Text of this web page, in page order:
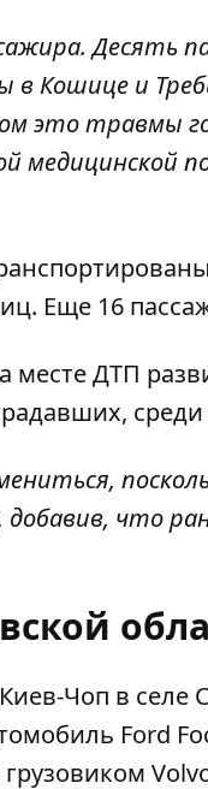
Десять
Кошице и
это травмы
медицинской
Еще 16
месте ДТП
добавив, что
Киев-Чоп в
Ford